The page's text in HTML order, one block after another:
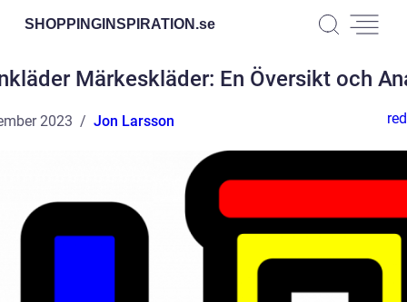
SHOPPINGINSPIRATION.se
Märkeskläder: En Översikt och
2023 Jon Larsson